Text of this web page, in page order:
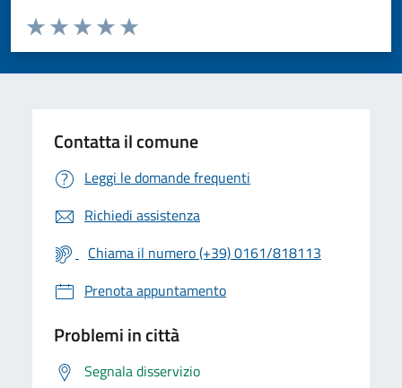
Valuta da 1 a 5 stelle la pagina
Valuta 5 stelle su 5
Valuta 4 stelle su 5
Valuta 3 stelle su 5
Valuta 2 stelle su 5
Valuta 1 stelle su 5
Contatta il comune
Leggi le domande frequenti
Richiedi assistenza
Chiama il numero (+39) 0161/818113
Prenota appuntamento
Problemi in città
Segnala disservizio